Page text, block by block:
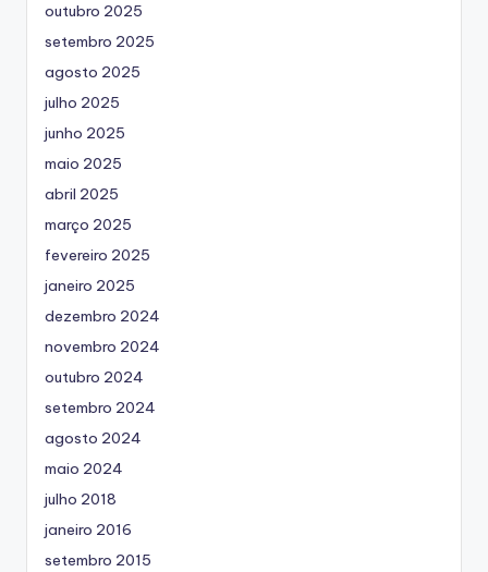
outubro 2025
setembro 2025
agosto 2025
julho 2025
junho 2025
maio 2025
abril 2025
março 2025
fevereiro 2025
janeiro 2025
dezembro 2024
novembro 2024
outubro 2024
setembro 2024
agosto 2024
maio 2024
julho 2018
janeiro 2016
setembro 2015